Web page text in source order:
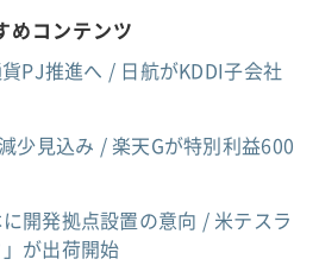
めコンテンツ
PJ推進へ / 日航がKDDI子会社
少見込み / 楽天Gが特別利益600
開発拠点設置の意向 / 米テスラ
が出荷開始